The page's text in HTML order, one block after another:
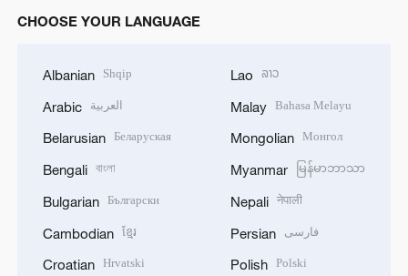
CHOOSE YOUR LANGUAGE
Albanian Shqip
Arabic العربية
Belarusian Беларуская
Bengali বাংলা
Bulgarian Български
Cambodian ខ្មែរ
Croatian Hrvatski
Lao ລາວ
Malay Bahasa Melayu
Mongolian Монгол
Myanmar မြန်မာဘာသာ
Nepali नेपाली
Persian فارسی
Polish Polski